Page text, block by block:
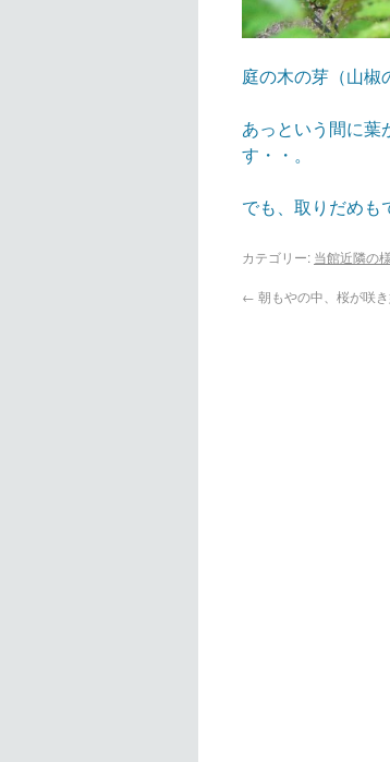
庭の木の芽（山椒
あっという間に葉
す・・。
でも、取りだめも
カテゴリー: 当館近隣の
← 朝もやの中、桜が咲き